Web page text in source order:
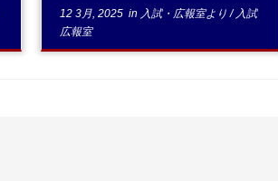
12 3月, 2025 in 入試・広報室より/ 入試
広報室